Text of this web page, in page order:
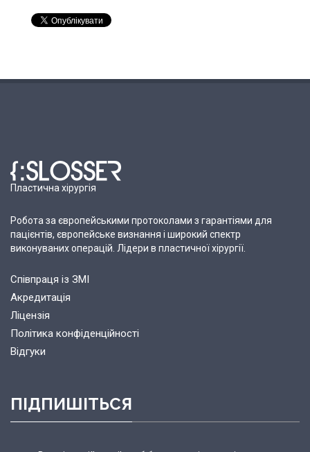
Пластична хірургія
Робота за європейськими протоколами з гарантіями для
пацієнтів, європейське визнання і широкий спектр
виконуваних операцій. Лідери в пластичної хірургії.
Співпраця із ЗМІ
Акредитація
Ліцензія
Політика конфіденційності
Відгуки
ПІДПИШІТЬСЯ